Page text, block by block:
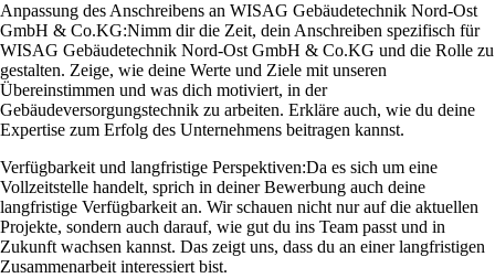
Anpassung des Anschreibens an WISAG Gebäudetechnik Nord-Ost
GmbH & Co.KG:Nimm dir die Zeit, dein Anschreiben spezifisch für
WISAG Gebäudetechnik Nord-Ost GmbH & Co.KG und die Rolle zu
gestalten. Zeige, wie deine Werte und Ziele mit unseren
Übereinstimmen und was dich motiviert, in der
Gebäudeversorgungstechnik zu arbeiten. Erkläre auch, wie du deine
Expertise zum Erfolg des Unternehmens beitragen kannst.
Verfügbarkeit und langfristige Perspektiven:Da es sich um eine
Vollzeitstelle handelt, sprich in deiner Bewerbung auch deine
langfristige Verfügbarkeit an. Wir schauen nicht nur auf die aktuellen
Projekte, sondern auch darauf, wie gut du ins Team passt und in
Zukunft wachsen kannst. Das zeigt uns, dass du an einer langfristigen
Zusammenarbeit interessiert bist.